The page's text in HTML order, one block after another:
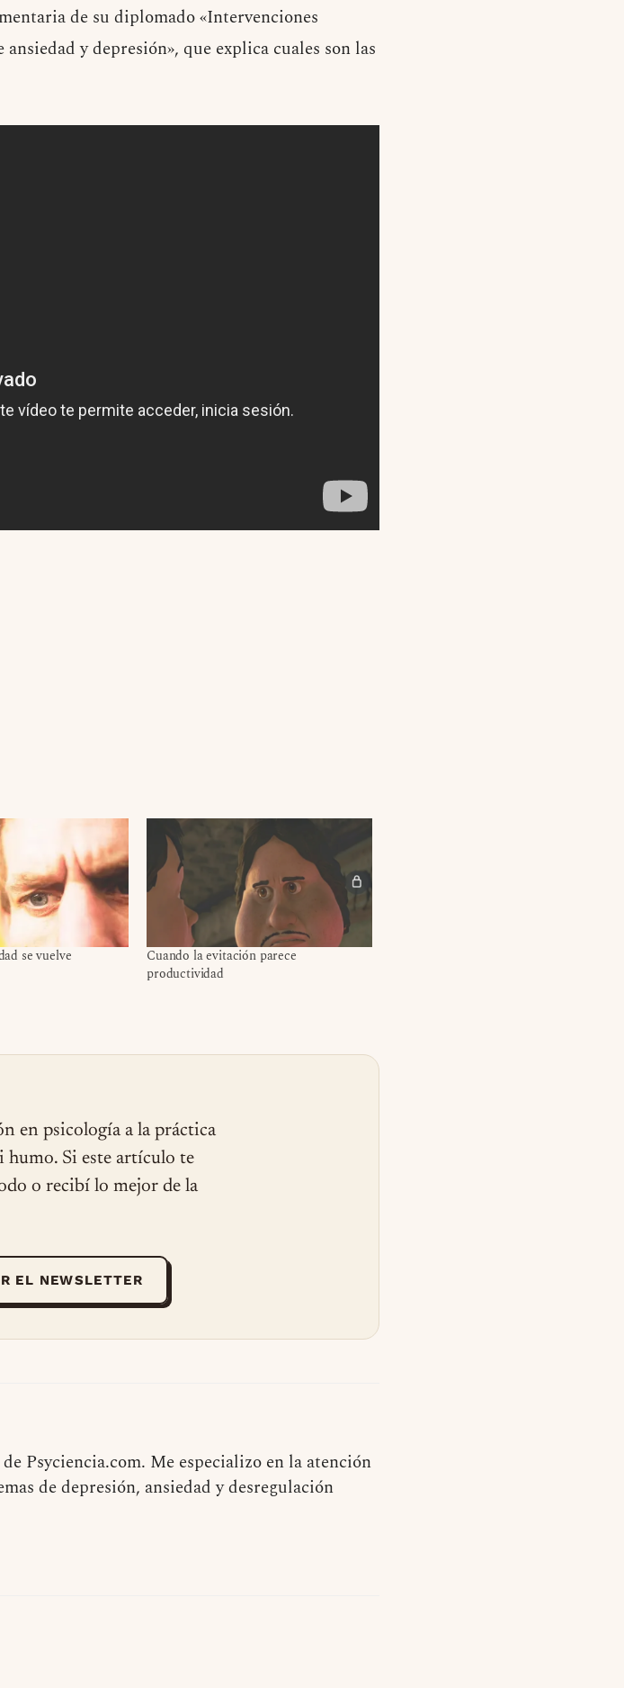
de su diplomado «Intervenciones
y depresión», que explica cuales son las
se vuelve
Cuando la evitación parece
productividad
en psicología a la práctica
Si este artículo te
o recibí lo mejor de la
EL NEWSLETTER
Psyciencia.com. Me especializo en la atención
de depresión, ansiedad y desregulación